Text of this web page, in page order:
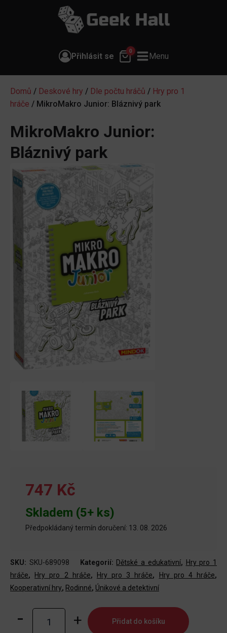
Přihlásit se
0
Menu
Domů / Deskové hry / Dle počtu hráčů / Hry pro 1
hráče / MikroMakro Junior: Bláznivý park
MikroMakro Junior:
Bláznivý park
747 Kč
Skladem (5+ ks)
Předpokládaný termín doručení: 13. 08. 2026
SKU: SKU-689098 Kategorií: Dětské a edukativní, Hry pro 1
hráče, Hry pro 2 hráče, Hry pro 3 hráče, Hry pro 4 hráče,
Kooperativní hry, Rodinné, Únikové a detektivní
MikroMakro
Junior:
Přidat do košíku